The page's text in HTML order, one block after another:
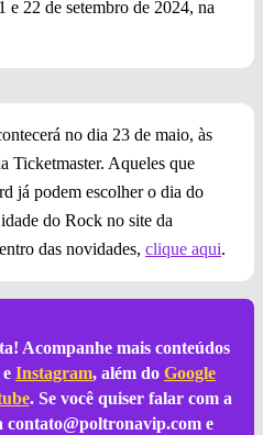
e 22 de setembro de 2024, na
no dia 23 de maio, às
Ticketmaster. Aqueles que
já podem escolher o dia do
do Rock no site da
das novidades, clique aqui.
Acompanhe mais conteúdos
e Instagram, além do Google
. Se você quiser falar com a
contato@poltronavip.come